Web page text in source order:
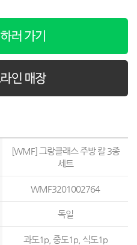
[WMF] 그랑클래스 주방 칼 3종
세트
WMF3201002764
독일
과도1p, 중도1p, 식도1p